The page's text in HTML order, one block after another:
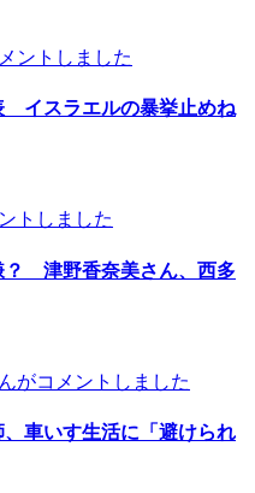
ントしました
イスラエルの暴挙止めね
トしました
？ 津野香奈美さん、西多
がコメントしました
車いす生活に「避けられ